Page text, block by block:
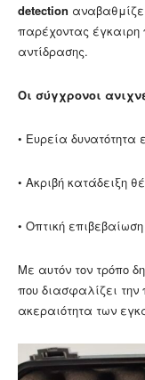
detection
παρέχοντας έγκαιρη
αντίδρασης.
Οι σύγχρονοι
• Ευρεία δυνατότητα
• Ακριβή κατάδειξη
• Οπτική
Με αυτόν τον τρόπο
που διασφαλίζει την
ακεραιότητα των